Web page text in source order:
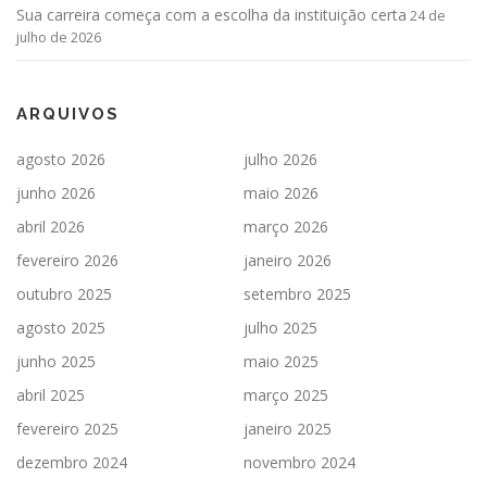
Sua carreira começa com a escolha da instituição certa 24 de
julho de 2026
ARQUIVOS
agosto 2026
julho 2026
junho 2026
maio 2026
abril 2026
março 2026
fevereiro 2026
janeiro 2026
outubro 2025
setembro 2025
agosto 2025
julho 2025
junho 2025
maio 2025
abril 2025
março 2025
fevereiro 2025
janeiro 2025
dezembro 2024
novembro 2024